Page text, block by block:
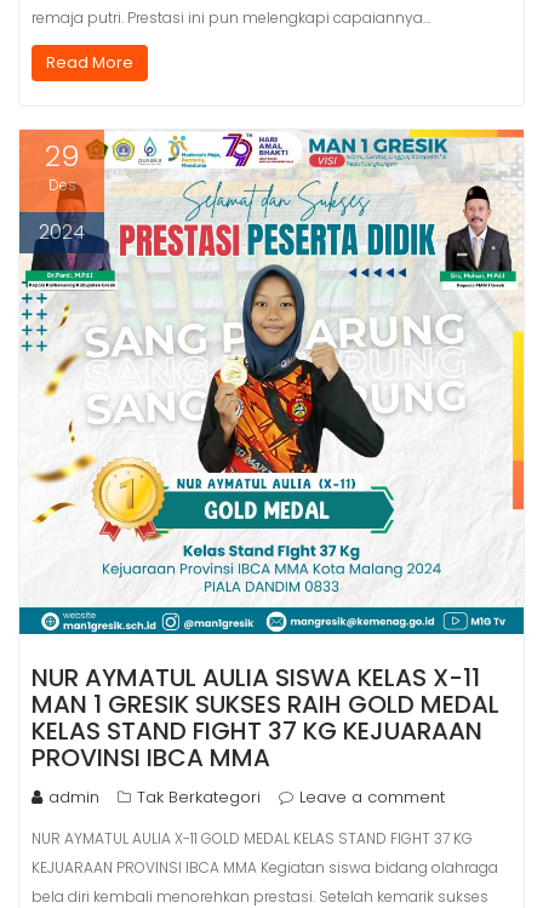
remaja putri. Prestasi ini pun melengkapi capaiannya…
Read More
29
Des
2024
NUR AYMATUL AULIA SISWA KELAS X-11
MAN 1 GRESIK SUKSES RAIH GOLD MEDAL
KELAS STAND FIGHT 37 KG KEJUARAAN
PROVINSI IBCA MMA
admin Tak Berkategori Leave a comment
NUR AYMATUL AULIA X-11 GOLD MEDAL KELAS STAND FIGHT 37 KG
KEJUARAAN PROVINSI IBCA MMA Kegiatan siswa bidang olahraga
bela diri kembali menorehkan prestasi. Setelah kemarik sukses